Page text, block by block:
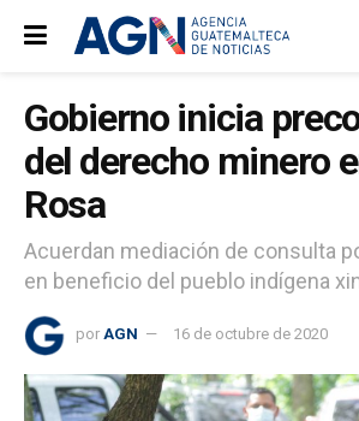
Gobierno inicia
del derecho minero
Rosa
Acuerdan mediación de consulta
en beneficio del pueblo indígena
por AGN 16 de octubre de 2020